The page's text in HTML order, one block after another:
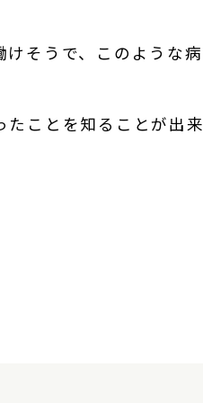
そうで、このような病
ことを知ることが出来